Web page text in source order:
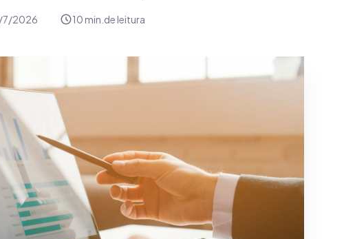
7/2026 10 min. de leitura